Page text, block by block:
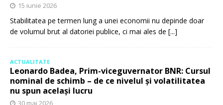
15 iunie 2026
Stabilitatea pe termen lung a unei economii nu depinde doar
de volumul brut al datoriei publice, ci mai ales de [...]
ACTUALITATE
Leonardo Badea, Prim-viceguvernator BNR: Cursul
nominal de schimb – de ce nivelul și volatilitatea
nu spun același lucru
30 mai 2026